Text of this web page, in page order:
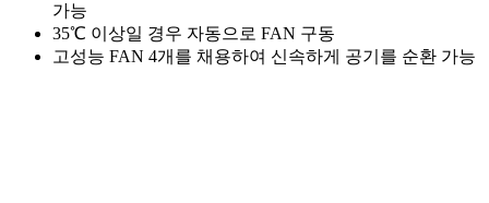
가능
35℃ 이상일 경우 자동으로 FAN 구동
고성능 FAN 4개를 채용하여 신속하게 공기를 순환 가능